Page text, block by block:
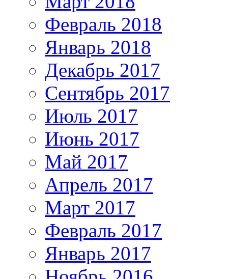
Февраль 2018
Январь 2018
Декабрь 2017
Сентябрь 2017
Июль 2017
Июнь 2017
Май 2017
Апрель 2017
Март 2017
Февраль 2017
Январь 2017